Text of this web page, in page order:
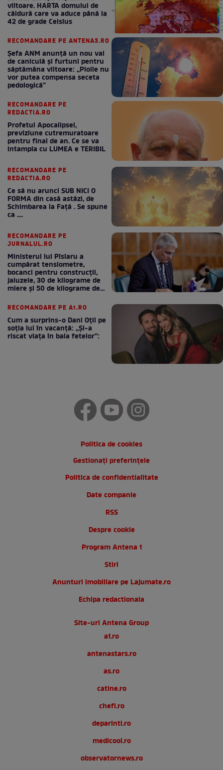
viitoare. HARTA domului de
căldură care va aduce până la
42 de grade Celsius
RECOMANDARE PE ANTENA3.RO
Șefa ANM anunță un nou val
de caniculă și furtuni pentru
săptămâna viitoare: „Ploile nu
vor putea compensa seceta
pedologică”
RECOMANDARE PE
REDACTIA.RO
Profetul Apocalipsei,
previziune cutremuratoare
pentru final de an. Ce se va
intampla cu LUMEA e TERIBIL
RECOMANDARE PE
REDACTIA.RO
Ce să nu arunci SUB NICI O
FORMA din casă astăzi, de
Schimbarea la Față . Se spune
ca ....
RECOMANDARE PE
JURNALUL.RO
Ministerul lui Pîslaru a
cumpărat tensiometre,
bocanci pentru construcții,
jaluzele, 30 de kilograme de
miere și 50 de kilograme de
RECOMANDARE PE A1.RO
Cum a surprins-o Dani Oțil pe
soția lui în vacanță: „Și-a
riscat viața în baia fetelor”:
Politica de cookies
Gestionați preferințele
Politica de confidentialitate
Date companie
RSS
Despre cookie
Program Antena 1
Stiri
Anunturi imobiliare pe Lajumate.ro
Echipa redactionala
Site-uri Antena Group
a1.ro
antenastars.ro
as.ro
catine.ro
chefi.ro
deparinti.ro
medicool.ro
observatornews.ro